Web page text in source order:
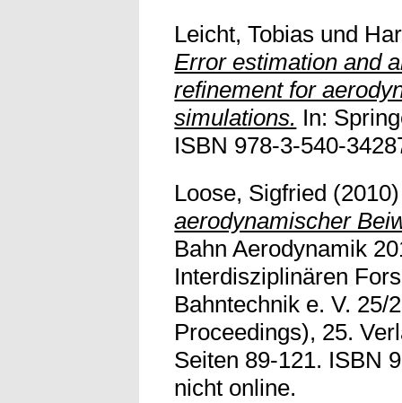
Leicht, Tobias und
Error estimation and
refinement for
simulations. In:
ISBN 978-3-540-
Loose, Sigfried
aerodynamischer
Bahn Aerodynamik
Interdisziplinären
Bahntechnik e. V.
Proceedings), 25.
Seiten 89-121. ISBN
nicht online.